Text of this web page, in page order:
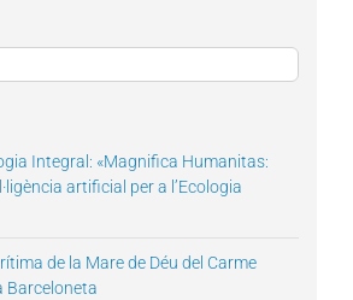
Integral: «Magnifica Humanitas:
artificial per a l’Ecologia
de la Mare de Déu del Carme
Barceloneta